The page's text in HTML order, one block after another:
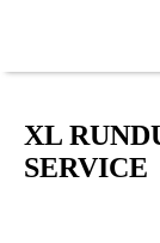
XL
SERVICE